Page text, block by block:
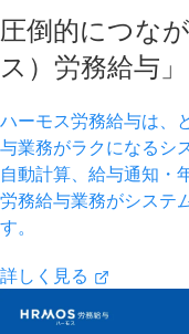
圧倒的につな
ス）労務給与」
ハーモス労務給与は、
与業務がラクになるシ
自動計算、給与通知・
労務給与業務がシステ
す。
詳しく見る